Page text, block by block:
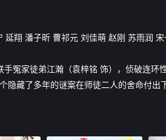
延翔 潘子昕 曹祁元 刘佳萌 赵刚 苏雨润
冤家徒弟江瀚（袁梓铭 饰），侦破连环
隐藏了多年的谜案在师徒二人的舍命付出